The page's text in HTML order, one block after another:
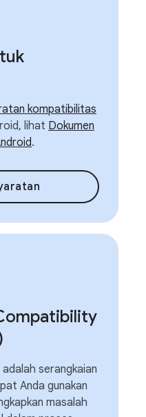
kompatibilitas
lihat Dokumen
.
adalah serangkaian
Anda gunakan
masalah